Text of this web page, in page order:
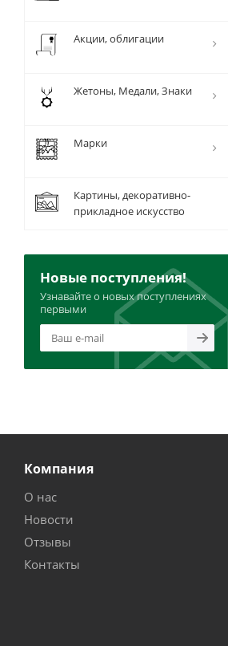
Акции, облигации
Жетоны, Медали, Знаки
Марки
Картины, декоративно-
прикладное искусство
Новые поступления!
Узнавайте о новых поступлениях
первыми
Компания
О нас
Новости
Отзывы
Контакты